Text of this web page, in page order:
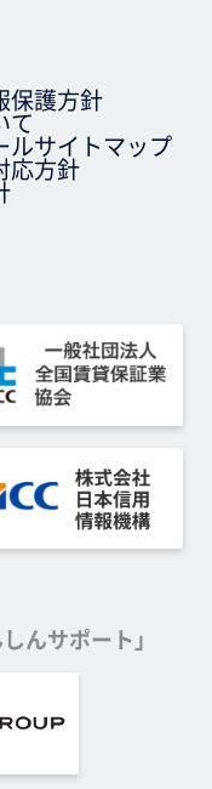
保護方針
て
ルサイトマップ
応方針
んサポート」